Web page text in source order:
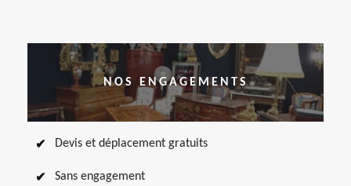
NOS ENGAGEMENTS
Devis et déplacement gratuits
Sans engagement